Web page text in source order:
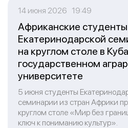
14 июня 2026 19:49
Африканские студенты
Екатеринодарской
на круглом столе в
государственном
университете
5 июня студенты
семинарии из стран Африки
круглом столе «Мир без
ключ к пониманию культур».